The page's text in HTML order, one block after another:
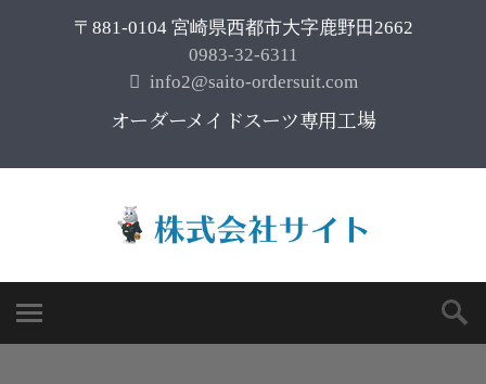
〒881-0104 宮崎県西都市大字鹿野田2662
0983-32-6311
info2@saito-ordersuit.com
オーダーメイドスーツ専用工場